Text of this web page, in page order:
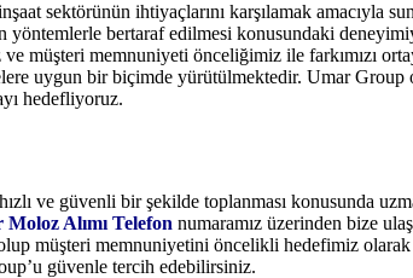
sektörünün ihtiyaçlarını karşılamak
bertaraf edilmesi konusundaki
müşteri memnuniyeti önceliğimiz ile farkımızı
uygun bir biçimde yürütülmektedir. Umar Group
hedefliyoruz.
ve güvenli bir şekilde toplanması konusunda
Moloz Alımı Telefon numaramız üzerinden bize
müşteri memnuniyetini öncelikli hedefimiz
güvenle tercih edebilirsiniz.